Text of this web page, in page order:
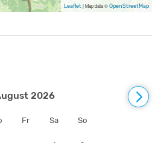
Set Handtücher, beide pro Person
Leaflet|Map data ©OpenStreetMap
2026
Fr Sa So